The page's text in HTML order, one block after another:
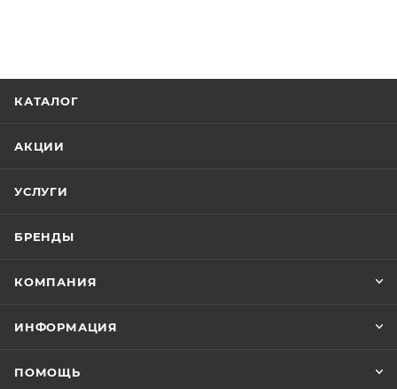
КАТАЛОГ
АКЦИИ
УСЛУГИ
БРЕНДЫ
КОМПАНИЯ
ИНФОРМАЦИЯ
ПОМОЩЬ